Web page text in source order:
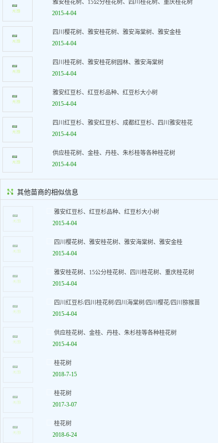
雅安桂花树、15公分桂花树、四川桂花树、重庆桂花树
2015-4-04
四川樱花树、雅安桂花树、雅安海棠树、雅安金桂
2015-4-04
四川桂花树、雅安桂花树园林、雅安海棠树
2015-4-04
雅安红豆杉、红豆杉品种、红豆杉大小树
2015-4-04
四川红豆杉、雅安红豆杉、成都红豆杉、四川雅安桂花
2015-4-04
供应桂花树、金桂、丹桂、朱杉桂等各种桂花树
2015-4-04
其他苗商的相似信息
雅安红豆杉、红豆杉品种、红豆杉大小树
2015-4-04
四川樱花树、雅安桂花树、雅安海棠树、雅安金桂
2015-4-04
雅安桂花树、15公分桂花树、四川桂花树、重庆桂花树
2015-4-04
四川红豆杉/四川桂花树/四川海棠树/四川樱花/四川猕猴苗
2015-4-04
供应桂花树、金桂、丹桂、朱杉桂等各种桂花树
2015-4-04
桂花树
2018-7-15
桂花树
2017-3-07
桂花树
2018-6-24